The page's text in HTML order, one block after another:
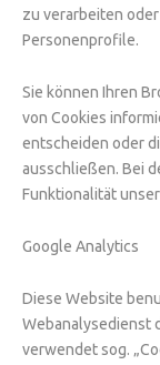
zu verarbeiten
Personenprofile.
Sie können Ihren
von Cookies
entscheiden oder
ausschließen. Bei
Funktionalität
Google Analytics
Diese Website
Webanalysedienst
verwendet sog.